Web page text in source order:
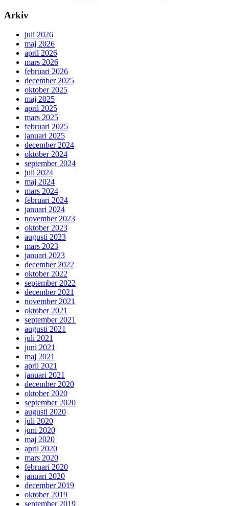
Arkiv
juli 2026
maj 2026
april 2026
mars 2026
februari 2026
december 2025
oktober 2025
maj 2025
april 2025
mars 2025
februari 2025
januari 2025
december 2024
oktober 2024
september 2024
juli 2024
maj 2024
mars 2024
februari 2024
januari 2024
november 2023
oktober 2023
augusti 2023
mars 2023
januari 2023
december 2022
oktober 2022
september 2022
december 2021
november 2021
oktober 2021
september 2021
augusti 2021
juli 2021
juni 2021
maj 2021
april 2021
januari 2021
december 2020
oktober 2020
september 2020
augusti 2020
juli 2020
juni 2020
maj 2020
april 2020
mars 2020
februari 2020
januari 2020
december 2019
oktober 2019
september 2019